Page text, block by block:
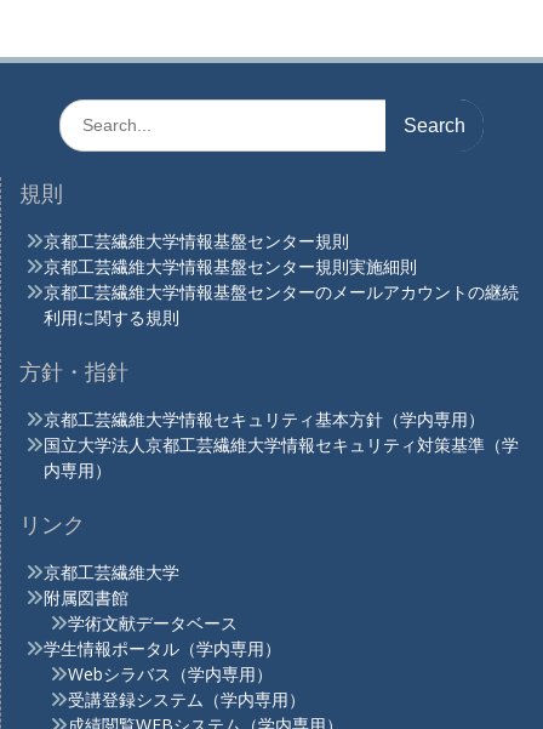
Search
for:
規則
京都工芸繊維大学情報基盤センター規則
京都工芸繊維大学情報基盤センター規則実施細則
京都工芸繊維大学情報基盤センターのメールアカウントの継続
利用に関する規則
方針・指針
京都工芸繊維大学情報セキュリティ基本方針（学内専用）
国立大学法人京都工芸繊維大学情報セキュリティ対策基準（学
内専用）
リンク
京都工芸繊維大学
附属図書館
学術文献データベース
学生情報ポータル（学内専用）
Webシラバス（学内専用）
受講登録システム（学内専用）